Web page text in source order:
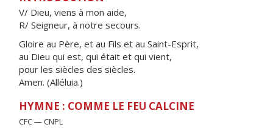
V/ Dieu, viens à mon aide,
R/ Seigneur, à notre secours.
Gloire au Père, et au Fils et au Saint-Esprit,
au Dieu qui est, qui était et qui vient,
pour les siècles des siècles.
Amen. (Alléluia.)
HYMNE : COMME LE FEU CALCINE
CFC — CNPL